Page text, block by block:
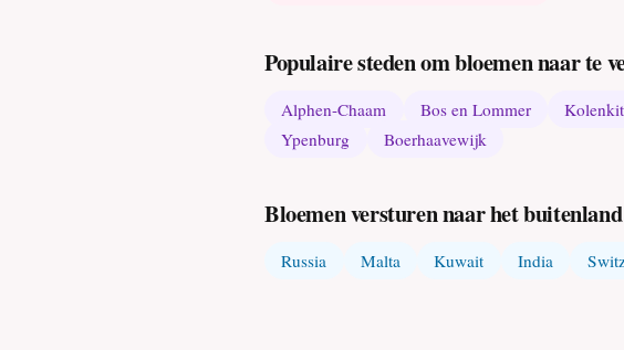
Populaire steden om bloemen naar te
Alphen-Chaam Bos en Lommer
Ypenburg
Boerhaavewijk
Bloemen versturen naar het buitenland
Russia Malta Kuwait India